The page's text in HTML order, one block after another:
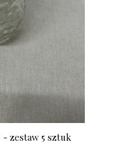
- zestaw 5 sztuk